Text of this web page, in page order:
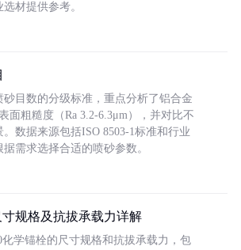
材提供参考。
目数的分级标准，重点分析了铝合金
面粗糙度（Ra 3.2-6.3μm），并对比不
。数据来源包括ISO 8503-1标准和行业
需求选择合适的喷砂参数。
规格及抗拔承载力详解
学锚栓的尺寸规格和抗拔承载力，包